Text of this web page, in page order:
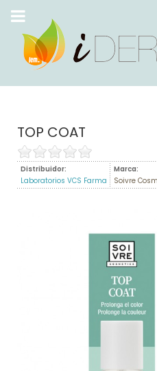
TOP COAT
Distribuidor:
Laboratorios VCS Farma
Marca:
Soivre